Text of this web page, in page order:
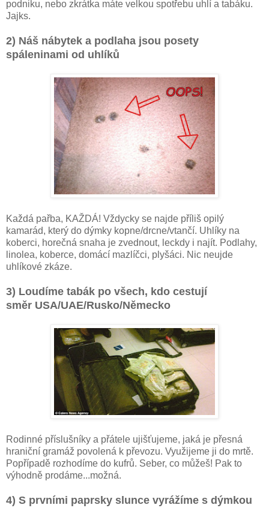
podniku, nebo zkrátka máte velkou spotřebu uhlí a tabáku.
Jajks.
2) Náš nábytek a podlaha jsou posety
spáleninami od uhlíků
Každá pařba, KAŽDÁ! Vždycky se najde příliš opilý
kamarád, který do dýmky kopne/drcne/vtančí. Uhlíky na
koberci, horečná snaha je zvednout, leckdy i najít. Podlahy,
linolea, koberce, domácí mazlíčci, plyšáci. Nic neujde
uhlíkové zkáze.
3) Loudíme tabák po všech, kdo cestují
směr USA/UAE/Rusko/Německo
Rodinné příslušníky a přátele ujišťujeme, jaká je přesná
hraniční gramáž povolená k převozu. Využijeme ji do mrtě.
Popřípadě rozhodíme do kufrů. Seber, co můžeš! Pak to
výhodně prodáme...možná.
4) S prvními paprsky slunce vyrážíme s dýmkou